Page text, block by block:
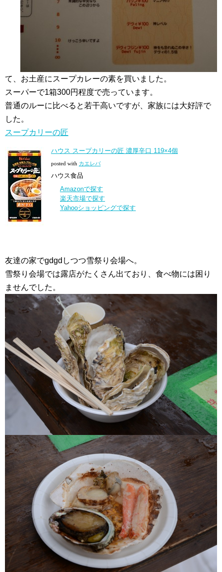
て、お土産にスープカレーの素を買いました。
スーパーで1箱300円程度で売っています。
普通のルーに比べると若干高いですが、家族には大好評で
した。
スープカリーの匠
ハウス スープカリーの匠 濃厚辛口 119×4個
posted with カエレバ
ハウス食品
Amazonで探す
楽天市場で探す
Yahooショッピングで探す
友達の家でgdgdしつつ雪祭り会場へ。
雪祭り会場では露店がたくさん出ており、食べ物には困り
ませんでした。